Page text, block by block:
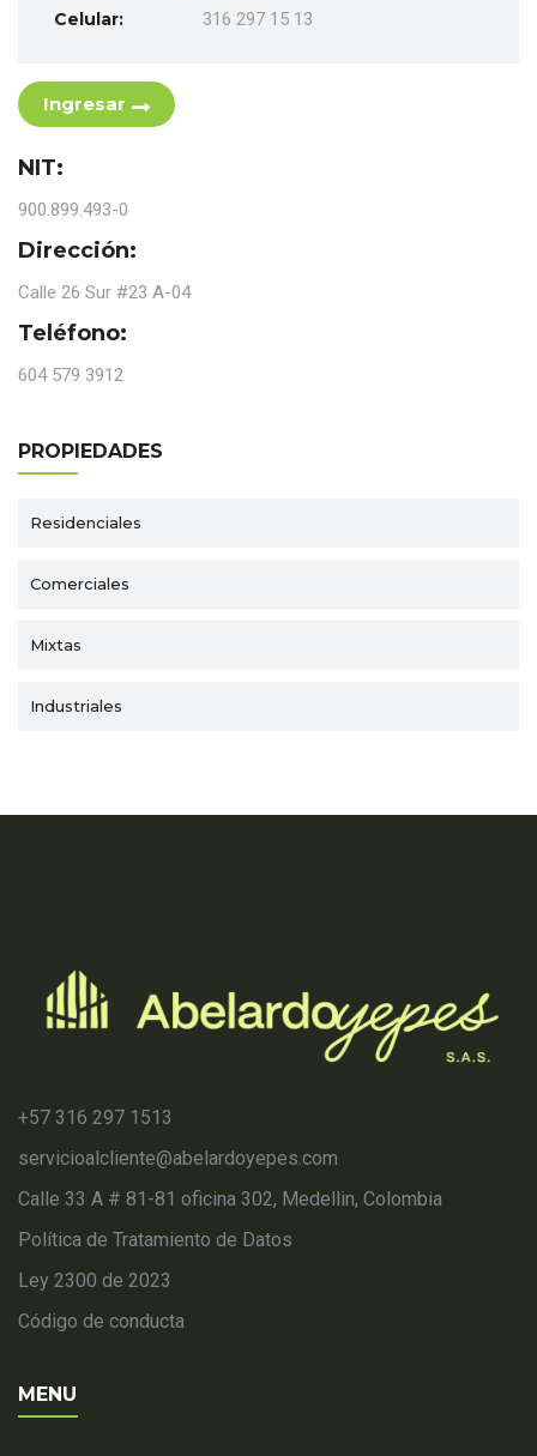
Celular:
316 297 15 13
Ingresar
NIT:
900.899.493-0
Dirección:
Calle 26 Sur #23 A-04
Teléfono:
604 579 3912
PROPIEDADES
Residenciales
Comerciales
Mixtas
Industriales
+57 316 297 1513
servicioalcliente@abelardoyepes.com
Calle 33 A # 81-81 oficina 302, Medellin, Colombia
Política de Tratamiento de Datos
Ley 2300 de 2023
Código de conducta
MENU